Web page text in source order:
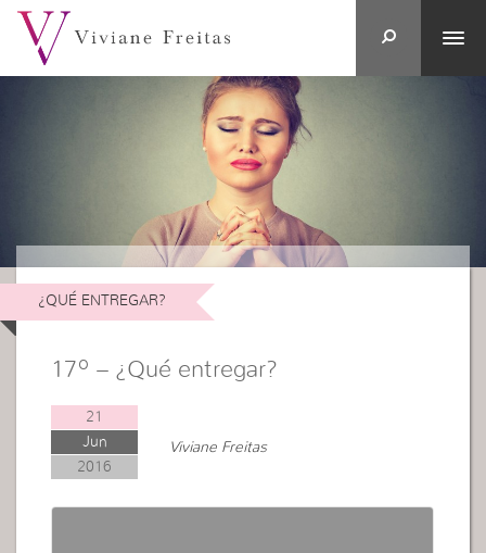
¿QUÉ ENTREGAR?
17º – ¿Qué entregar?
21
Jun
2016
Viviane Freitas